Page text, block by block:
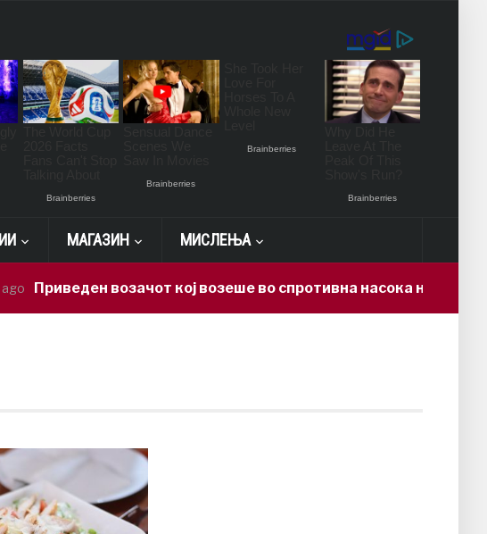
МАГАЗИН МИСЛЕЊА
Приведен возачот кој возеше во спротивна насока на